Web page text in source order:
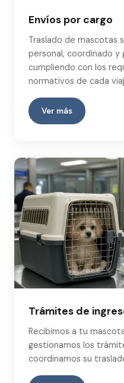
Envíos por cargo
Traslado de mascotas
personal, coordinado y
cumpliendo con los
normativos de cada
Ver más
Trámites de
Recibimos a tu
gestionamos los
coordinamos su